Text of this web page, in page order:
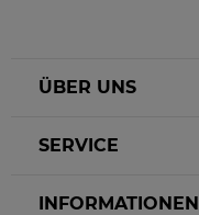
ÜBER UNS
SERVICE
INFORMATIONEN